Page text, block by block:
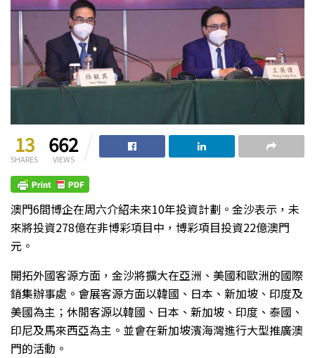
13
SHARES
662
VIEWS
澳門6間博企在周六介紹未來10年投資計劃。金沙表示，未
來將投資278億在非博彩項目中，博彩項目投資22億澳門
元。
開拓外國客源方面，金沙將擴大在亞洲、美國和歐洲的國際
銷集辦事處。會展客源方面以韓國、日本、新加坡、印度及
美國為主；休閒客源以韓國、日本、新加坡、印度、泰國、
印尼及馬來西亞為主。並會在新加坡濱海灣進行大型推廣澳
門的活動。